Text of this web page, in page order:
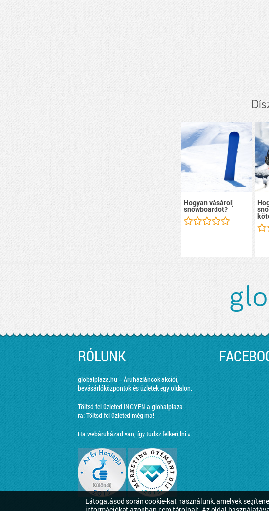
Látogatásod során cookie-kat használunk, amelyek
Hogyan vásárolj
snowboardot?
RÓLUNK
globalplaza.hu = Áruházláncok akciói,
bevásárlóközpontok és üzletek egy oldalon.
Töltsd fel üzleted INGYEN a globalplaza-
ra:Töltsd fel üzleted még ma!
Ha webáruházad van, így tudsz felkerülni »